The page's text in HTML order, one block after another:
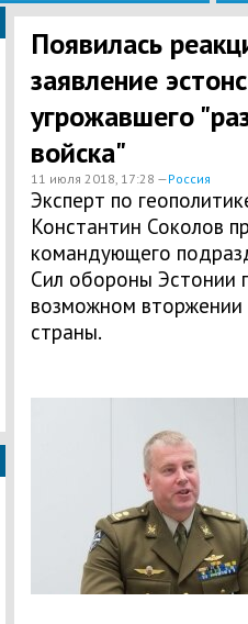
Появилась
заявление
угрожавшего
войска"
11 июля 2018, 17:28 —Россия
Эксперт по
Константин Соколов
командующего
Сил обороны Эстонии
возможном
страны.